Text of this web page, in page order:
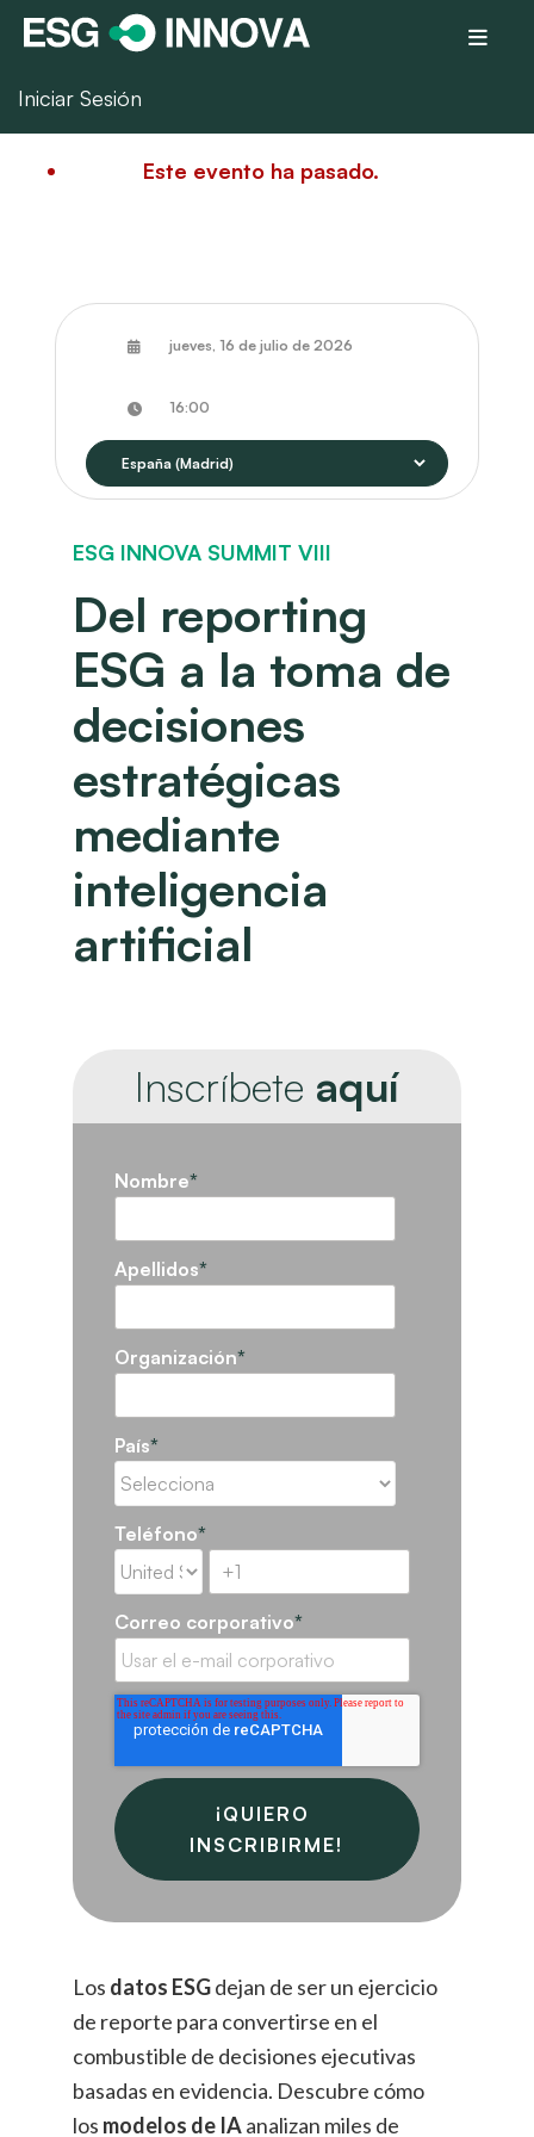
Iniciar Sesión
Este evento ha pasado.
jueves, 16 de julio de 2026
16:00
ESG INNOVA SUMMIT VIII
Del reporting
ESG a la toma de
decisiones
estratégicas
mediante
inteligencia
artificial
Inscríbete aquí
Nombre*
Apellidos*
Organización*
País*
Teléfono*
Correo corporativo*
Los datos ESGdejan de ser un ejercicio
de reporte para convertirse en el
combustible de decisiones ejecutivas
basadas en evidencia. Descubre cómo
los modelos de IAanalizan miles de